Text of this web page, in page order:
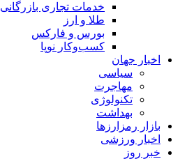
خدمات تجاری بازرگانی
طلا و ارز
بورس و فارکس
کسب‌وکار نوپا
اخبار جهان
سیاسی
مهاجرت
تکنولوژی
بهداشت
بازار رمزارزها
اخبار ورزشی
خبر روز